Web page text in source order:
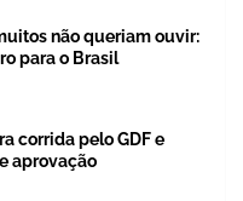
não queriam ouvir:
para o Brasil
corrida pelo GDF e
aprovação